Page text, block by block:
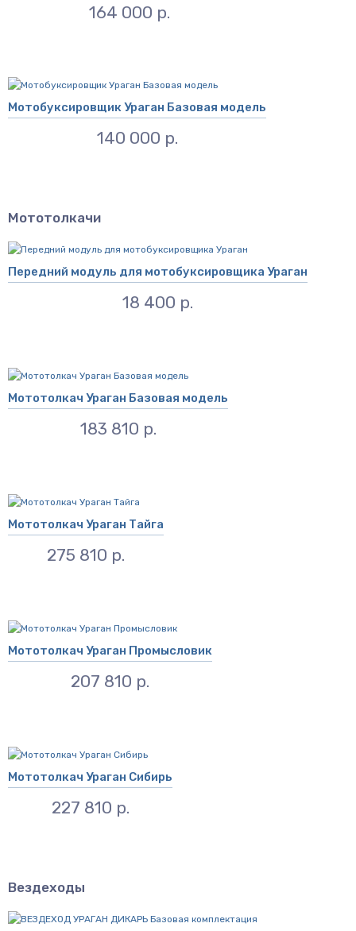
164 000 р.
Мотобуксировщик Ураган Базовая модель
140 000 р.
Мототолкачи
Передний модуль для мотобуксировщика Ураган
18 400 р.
Мототолкач Ураган Базовая модель
183 810 р.
Мототолкач Ураган Тайга
275 810 р.
Мототолкач Ураган Промысловик
207 810 р.
Мототолкач Ураган Сибирь
227 810 р.
Вездеходы